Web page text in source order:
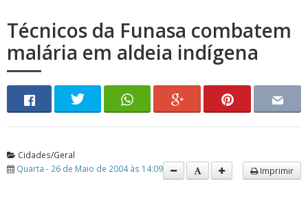
Técnicos da Funasa combatem
malária em aldeia indígena
Cidades/Geral
Quarta - 26 de Maio de 2004 às 14:09
Imprimir